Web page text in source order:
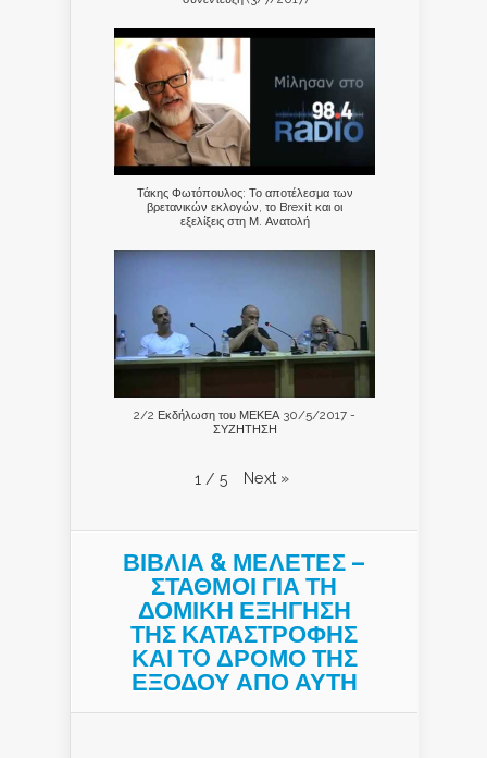
Τάκης Φωτόπουλος: Το αποτέλεσμα των
βρετανικών εκλογών, το Brexit και οι
εξελίξεις στη Μ. Ανατολή
2/2 Εκδήλωση του ΜΕΚΕΑ 30/5/2017 -
ΣΥΖΗΤΗΣΗ
1 / 5 Next »
ΒΙΒΛΙΑ & ΜΕΛΕΤΕΣ –
ΣΤΑΘΜΟΙ ΓΙΑ ΤΗ
ΔΟΜΙΚΗ ΕΞΗΓΗΣΗ
ΤΗΣ ΚΑΤΑΣΤΡΟΦΗΣ
ΚΑΙ ΤO ΔΡΟΜΟ ΤΗΣ
ΕΞΟΔΟΥ ΑΠΟ ΑΥΤΗ